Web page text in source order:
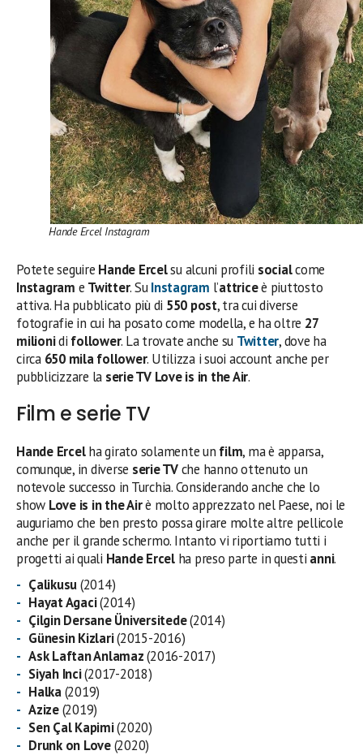
Hande Ercel Instagram
Potete seguire Hande Ercelsu alcuni profili socialcome
Instagram e Twitter. SuInstagram l’attriceè piuttosto
attiva. Ha pubblicato più di 550 post, tra cui diverse
fotografie in cui ha posato come modella, e ha oltre 27
milionidi follower. La trovate anche su Twitter, dove ha
circa 650 mila follower. Utilizza i suoi account anche per
pubblicizzare la serie TV Love is in the Air.
Film e serie TV
Hande Ercelha girato solamente un film, ma è apparsa,
comunque, in diverse serie TVche hanno ottenuto un
notevole successo in Turchia. Considerando anche che lo
show Love is in the Airè molto apprezzato nel Paese, noi le
auguriamo che ben presto possa girare molte altre pellicole
anche per il grande schermo. Intanto vi riportiamo tutti i
progetti ai quali Hande Ercelha preso parte in questi anni.
Çalikusu(2014)
Hayat Agaci(2014)
Çilgin Dersane Üniversitede(2014)
Günesin Kizlari(2015-2016)
Ask Laftan Anlamaz(2016-2017)
Siyah Inci(2017-2018)
Halka(2019)
Azize(2019)
Sen Çal Kapimi(2020)
Drunk on Love(2020)